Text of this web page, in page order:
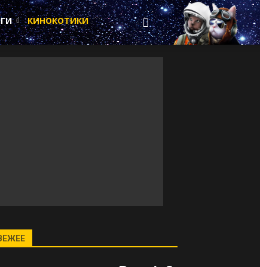
КИНОКОТИКИ